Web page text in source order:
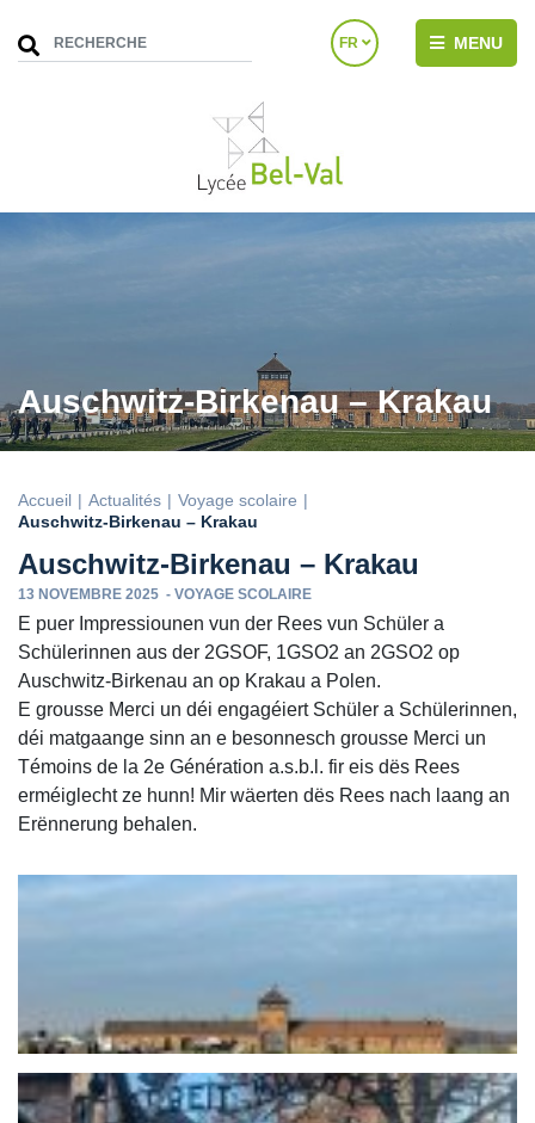
FR MENU
Auschwitz-Birkenau – Krakau
Accueil Actualités
Voyage scolaire
Auschwitz-Birkenau – Krakau
Auschwitz-Birkenau – Krakau
13 NOVEMBRE 2025 - VOYAGE SCOLAIRE
E puer Impressiounen vun der Rees vun Schüler a
Schülerin­nen aus der 2GSOF, 1GSO2 an 2GSO2 op
Auschwitz-Birkenau an op Krakau a Polen.
E grousse Merci un déi engagéiert Schüler a Schülerin­nen,
déi matgaange sinn an e besonnesch grousse Merci un
Témoins de la 2e Génération a.s.b.l. fir eis dës Rees
erméiglecht ze hunn! Mir wäerten dës Rees nach laang an
Erënnerung behalen.